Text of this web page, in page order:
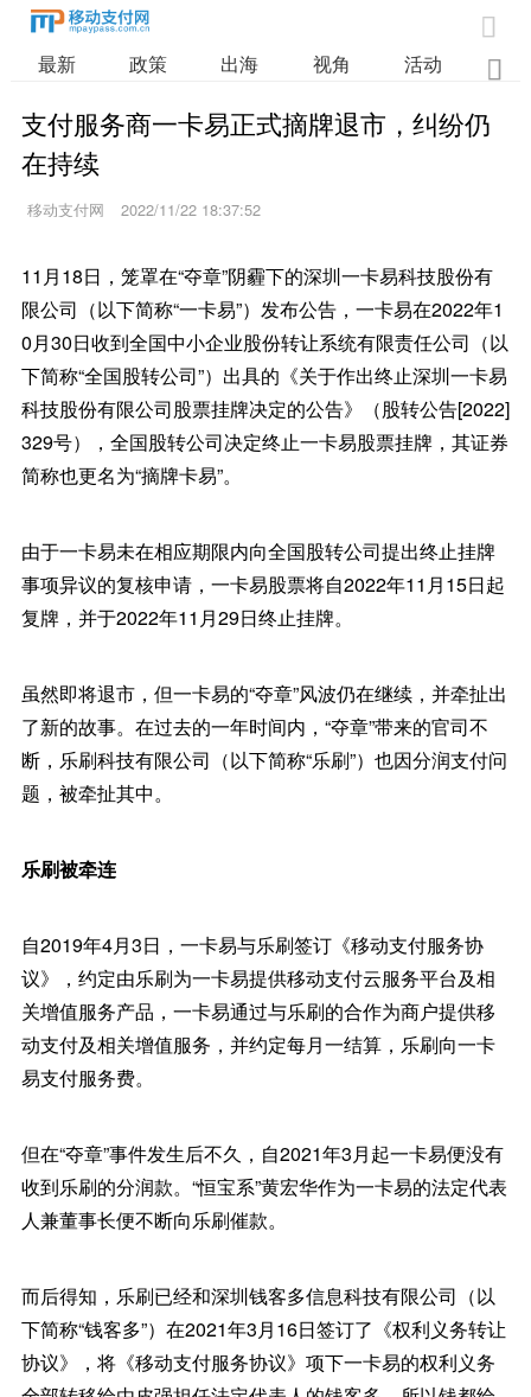

最新 政策 出海 视角 活动 业

支付服务商一卡易正式摘牌退市，纠纷仍
在持续
移动支付网 2022/11/22 18:37:52
11月18日，笼罩在“夺章”阴霾下的深圳一卡易科技股份有
限公司（以下简称“一卡易”）发布公告，一卡易在2022年1
0月30日收到全国中小企业股份转让系统有限责任公司（以
下简称“全国股转公司”）出具的《关于作出终止深圳一卡易
科技股份有限公司股票挂牌决定的公告》（股转公告[2022]
329号），全国股转公司决定终止一卡易股票挂牌，其证券
简称也更名为“摘牌卡易”。
由于一卡易未在相应期限内向全国股转公司提出终止挂牌
事项异议的复核申请，一卡易股票将自2022年11月15日起
复牌，并于2022年11月29日终止挂牌。
虽然即将退市，但一卡易的“夺章”风波仍在继续，并牵扯出
了新的故事。在过去的一年时间内，“夺章”带来的官司不
断，乐刷科技有限公司（以下简称“乐刷”）也因分润支付问
题，被牵扯其中。
乐刷被牵连
自2019年4月3日，一卡易与乐刷签订《移动支付服务协
议》，约定由乐刷为一卡易提供移动支付云服务平台及相
关增值服务产品，一卡易通过与乐刷的合作为商户提供移
动支付及相关增值服务，并约定每月一结算，乐刷向一卡
易支付服务费。
但在“夺章”事件发生后不久，自2021年3月起一卡易便没有
收到乐刷的分润款。“恒宝系”黄宏华作为一卡易的法定代表
人兼董事长便不断向乐刷催款。
而后得知，乐刷已经和深圳钱客多信息科技有限公司（以
下简称“钱客多”）在2021年3月16日签订了《权利义务转让
协议》，将《移动支付服务协议》项下一卡易的权利义务